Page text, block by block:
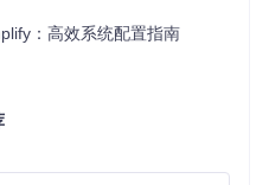
硬件扫描工具收集详细的硬
：高效系统配置指南